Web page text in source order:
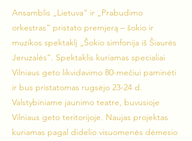
Ansamblis „Lietuva“ ir „Prabudimo
orkestras“ pristato premjerą – šokio ir
muzikos spektaklį „Šokio simfonija iš Šiaurės
Jeruzalės“. Spektaklis kuriamas specialiai
Vilniaus geto likvidavimo 80-mečiui paminėti
ir bus pristatomas rugsėjo 23-24 d.
Valstybiniame jaunimo teatre, buvusioje
Vilniaus geto teritorijoje. Naujas projektas
kuriamas pagal didelio visuomenės dėmesio